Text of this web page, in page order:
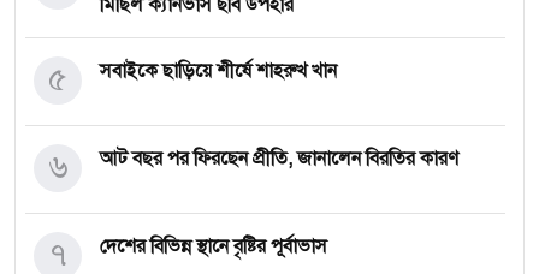
সবাইকে ছাড়িয়ে শীর্ষে শাহরুখ খান
৫
আট বছর পর ফিরছেন প্রীতি, জানালেন বিরতির কারণ
৬
দেশের বিভিন্ন স্থানে বৃষ্টির পূর্বাভাস
৭